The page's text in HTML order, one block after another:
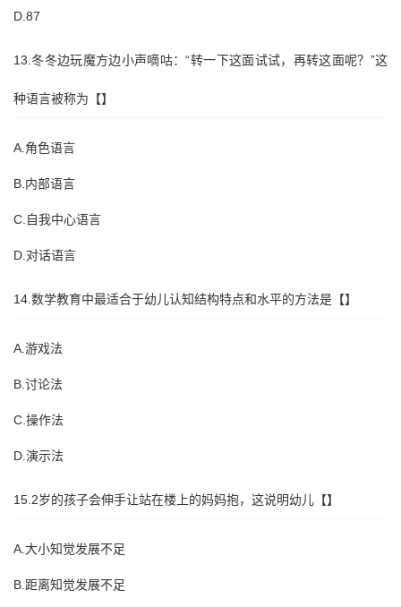
D.87
13.冬冬边玩魔方边小声嘀咕：“转一下这面试试，再转这面呢？”这
种语言被称为【】
A.角色语言
B.内部语言
C.自我中心语言
D.对话语言
14.数学教育中最适合于幼儿认知结构特点和水平的方法是【】
A.游戏法
B.讨论法
C.操作法
D.演示法
15.2岁的孩子会伸手让站在楼上的妈妈抱，这说明幼儿【】
A.大小知觉发展不足
B.距离知觉发展不足